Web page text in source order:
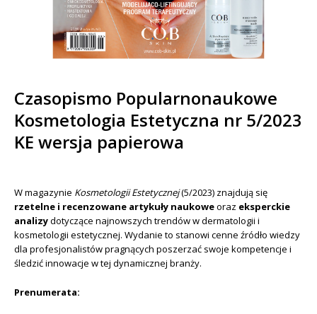
Czasopismo Popularnonaukowe
Kosmetologia Estetyczna nr 5/2023
KE wersja papierowa
W magazynie Kosmetologii Estetycznej(5/2023) znajdują się
rzetelne i recenzowane artykuły naukoweoraz eksperckie
analizydotyczące najnowszych trendów w dermatologii i
kosmetologii estetycznej. Wydanie to stanowi cenne źródło wiedzy
dla profesjonalistów pragnących poszerzać swoje kompetencje i
śledzić innowacje w tej dynamicznej branży.
Prenumerata: